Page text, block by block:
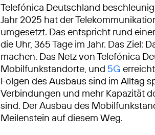
Telefónica Deutschland
Jahr 2025 hat der
umgesetzt. Das entspricht rund
die Uhr, 365 Tage im Jahr. Das Ziel:
machen. Das Netz von Telefónica
Mobilfunkstandorte, und 5G
Folgen des Ausbaus sind im Alltag
Verbindungen und mehr Kapazität
sind. Der Ausbau des
Meilenstein auf diesem Weg.